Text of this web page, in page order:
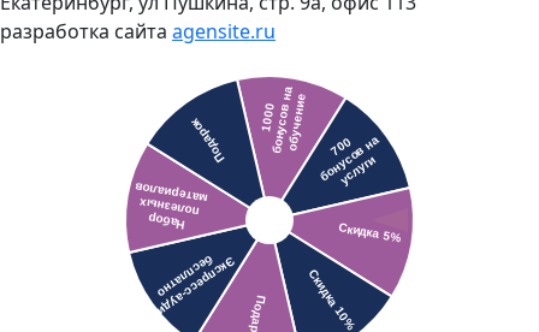
разработка сайта agensite.ru